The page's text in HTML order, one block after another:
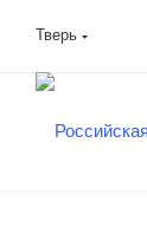
Тверь